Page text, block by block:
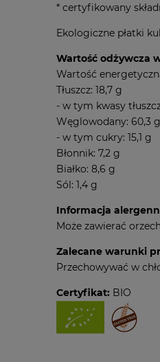
* certyfikowany
Ekologiczne płatki
Wartość odżywcza
Wartość
Tłuszcz: 18,7 g
- w tym kwasy
Węglowodany: 60,3 g
- w tym cukry: 15,1 g
Błonnik: 7,2 g
Białko: 8,6 g
Sól: 1,4 g
Informacja
Może zawierać
Zalecane warunki
Przechowywać w
Certyfikat: BIO